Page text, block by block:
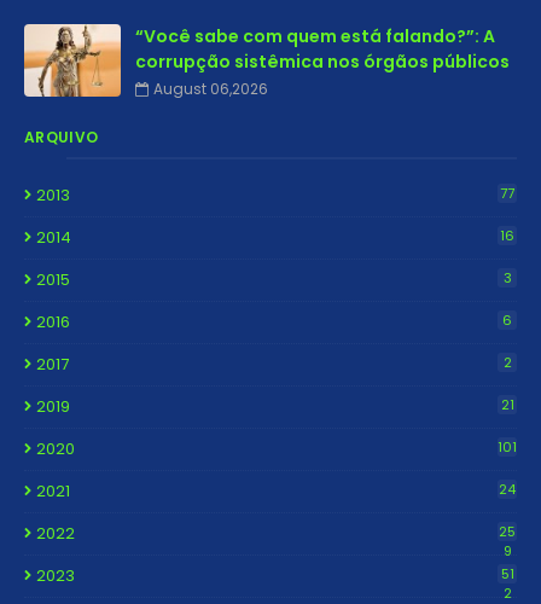
“Você sabe com quem está falando?”: A
corrupção sistêmica nos órgãos públicos
August 06,2026
ARQUIVO
2013 77
2014 16
2015 3
2016 6
2017 2
2019 21
2020 101
2021 24
2022
25
9
2023
51
2